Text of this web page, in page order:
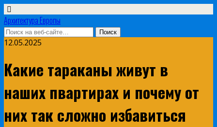
Архитектура Европы
12.05.2025
Какие тараканы живут в
наших пвартирах и почему от
них так сложно избавиться